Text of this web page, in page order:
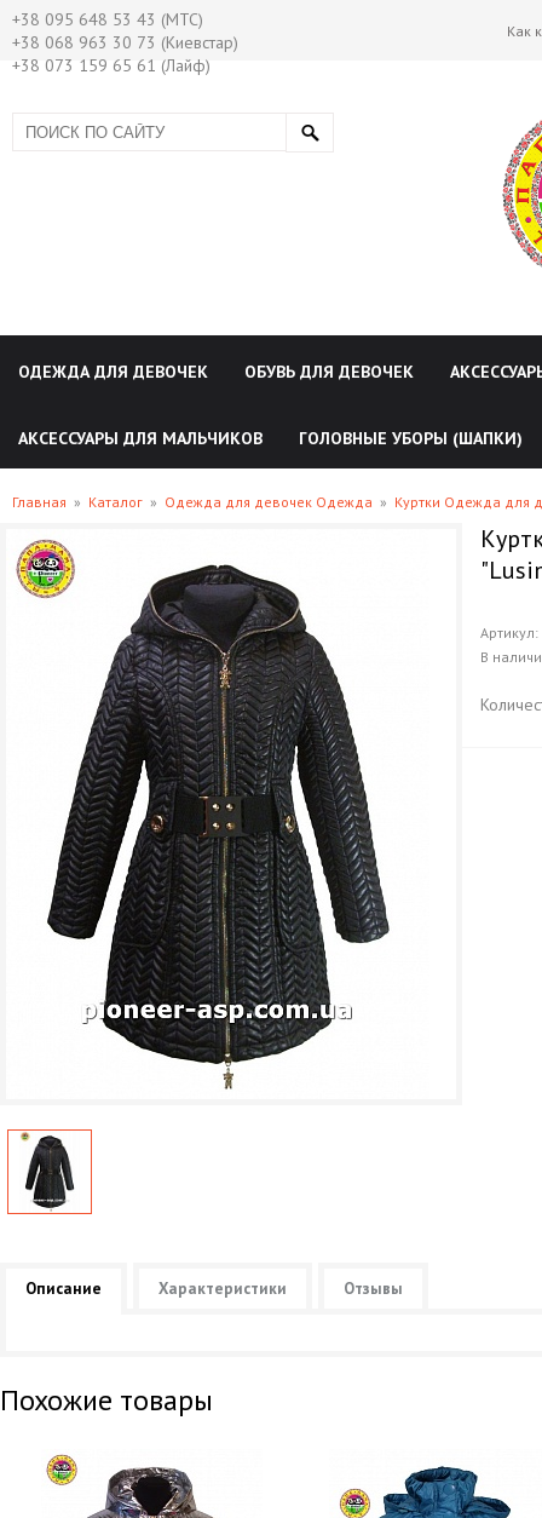
+38 095 648 53 43 (МТС)
+38 068 963 30 73 (Киевстар)
+38 073 159 65 61 (Лайф)
Как
ОДЕЖДА ДЛЯ ДЕВОЧЕК ОБУВЬ ДЛЯ ДЕВОЧЕК
АКСЕССУАРЫ ДЛЯ МАЛЬЧИКОВ ГОЛОВНЫЕ УБОРЫ (ШАПКИ)
Главная » Каталог » Одежда для девочек Одежда » Куртки Одежда для
Артикул:
В
Описание Характеристики Отзывы
Похожие товары